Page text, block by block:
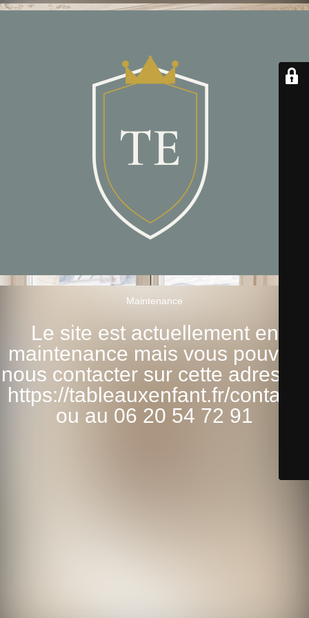
Maintenance
Le site est actuellement en
maintenance mais vous pouvez
nous contacter sur cette adresse:
https://tableauxenfant.fr/contact/
ou au 06 20 54 72 91